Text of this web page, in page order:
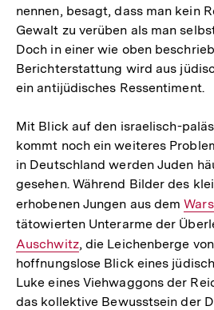
nennen, besagt, dass man kein
Gewalt zu verüben als man
Doch in einer wie oben
Berichterstattung wird aus
ein antijüdisches Ressentiment.
Mit Blick auf den israelisch-
kommt noch ein weiteres
in Deutschland werden Juden
gesehen. Während Bilder des
erhobenen Jungen aus dem
Link:
tätowierten Unterarme der
Auschwitz, die Leichenberge
hoffnungslose Blick eines
Luke eines Viehwaggons der
das kollektive Bewusstsein der